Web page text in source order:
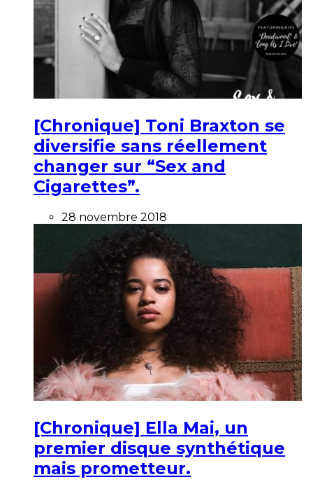
[Chronique] Toni Braxton se
diversifie sans réellement
changer sur “Sex and
Cigarettes”.
28 novembre 2018
[Chronique] Ella Mai, un
premier disque synthétique
mais prometteur.